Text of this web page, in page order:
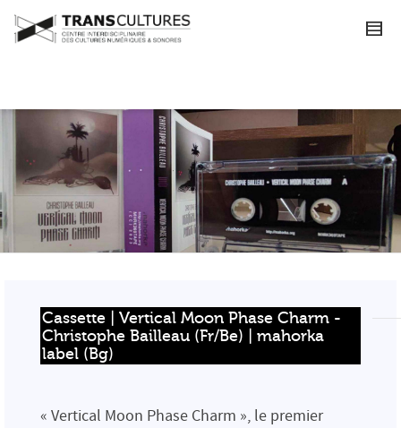
Cassette | Vertical Moon Phase Charm -
Christophe Bailleau (Fr/Be) | mahorka
label (Bg)
« Vertical Moon Phase Charm », le premier